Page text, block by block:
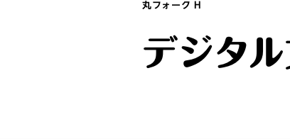
丸フォーク H
デジタ